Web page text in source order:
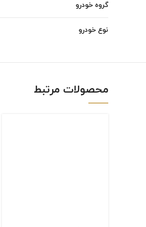
گروه خودرو
نوع خودرو
محصولات مرتبط